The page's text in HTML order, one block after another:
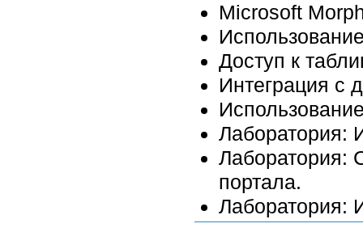
Microsoft
Доступ к
Интеграция с
Лаборатория:
Лаборатория:
портала.
Лаборатория: